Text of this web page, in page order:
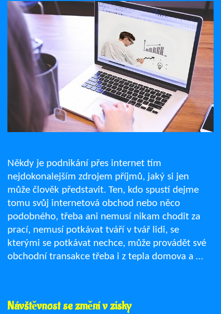
Někdy je podnikání přes internet tím
nejdokonalejším zdrojem příjmů, jaký si jen
může člověk představit. Ten, kdo spustí dejme
tomu svůj internetová obchod nebo něco
podobného, třeba ani nemusí nikam chodit za
prací, nemusí potkávat tváří v tvář lidi, se
kterými se potkávat nechce, může provádět své
obchodní transakce třeba i z tepla domova a …
Návštěvnost se změní v zisky